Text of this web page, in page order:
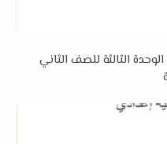
الثالثة للصف الثاني